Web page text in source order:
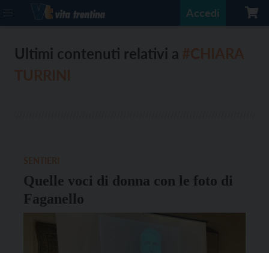
Accedi
Ultimi contenuti relativi a
Quelle voci di donna con le foto di
Faganello